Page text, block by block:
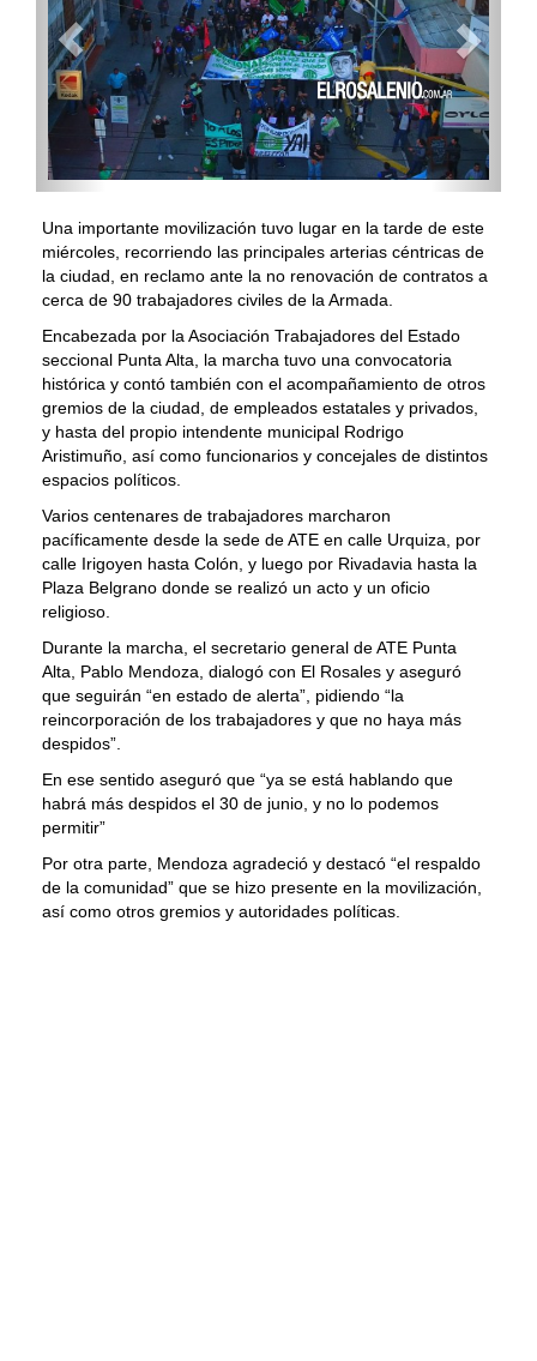
Una importante movilización tuvo lugar en la tarde de este
miércoles, recorriendo las principales arterias céntricas de
la ciudad, en reclamo ante la no renovación de contratos a
cerca de 90 trabajadores civiles de la Armada.
Encabezada por la Asociación Trabajadores del Estado
seccional Punta Alta, la marcha tuvo una convocatoria
histórica y contó también con el acompañamiento de otros
gremios de la ciudad, de empleados estatales y privados,
y hasta del propio intendente municipal Rodrigo
Aristimuño, así como funcionarios y concejales de distintos
espacios políticos.
Varios centenares de trabajadores marcharon
pacíficamente desde la sede de ATE en calle Urquiza, por
calle Irigoyen hasta Colón, y luego por Rivadavia hasta la
Plaza Belgrano donde se realizó un acto y un oficio
religioso.
Durante la marcha, el secretario general de ATE Punta
Alta, Pablo Mendoza, dialogó con El Rosales y aseguró
que seguirán “en estado de alerta”, pidiendo “la
reincorporación de los trabajadores y que no haya más
despidos”.
En ese sentido aseguró que “ya se está hablando que
habrá más despidos el 30 de junio, y no lo podemos
permitir”
Por otra parte, Mendoza agradeció y destacó “el respaldo
de la comunidad” que se hizo presente en la movilización,
así como otros gremios y autoridades políticas.